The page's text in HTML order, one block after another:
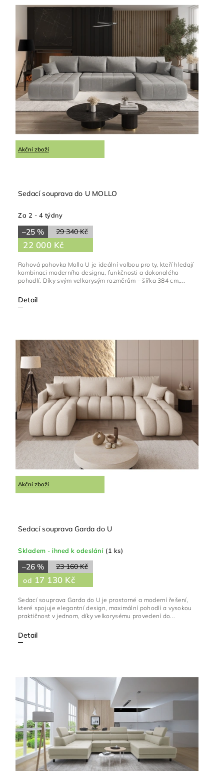
Nejprodávanější
Abecedně
Akční zboží
Sedací souprava do U MOLLO
Za 2 - 4 týdny
29 340 Kč
–25 %
22 000 Kč
Detail
Rohová pohovka Mollo U je ideální volbou pro ty, kteří hledají
kombinaci moderního designu, funkčnosti a dokonalého
pohodlí. Díky svým velkorysým rozměrům – šířka 384 cm,...
Akční zboží
Sedací souprava Garda do U
Skladem - ihned k odeslání (1 ks)
23 160 Kč
–26 %
od 17 130 Kč
Detail
Sedací souprava Garda do U je prostorné a moderní řešení,
které spojuje elegantní design, maximální pohodlí a vysokou
praktičnost v jednom, díky velkorysému provedení do...